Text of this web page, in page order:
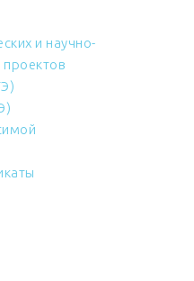
и научно-
проектов